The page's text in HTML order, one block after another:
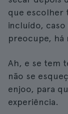
que escolher
incluído,
preocupe, há
Ah, e se tem
não se
enjoo, para
experiência.